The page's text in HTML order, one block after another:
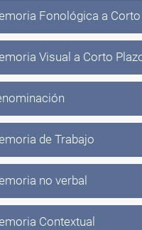
Fonológica a Corto
Visual a Corto
de Trabajo
no verbal
Contextual